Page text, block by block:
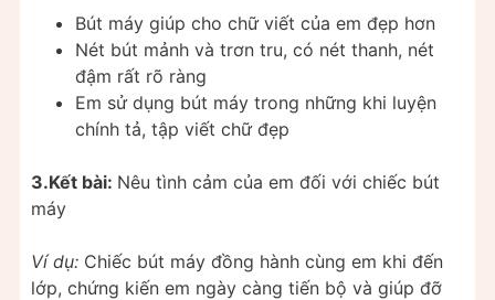
Bút máy giúp cho chữ viết của em đẹp hơn
Nét bút mảnh và trơn tru, có nét thanh, nét
đậm rất rõ ràng
Em sử dụng bút máy trong những khi luyện
chính tả, tập viết chữ đẹp
3.Kết bài: Nêu tình cảm của em đối với chiếc bút
máy
Ví dụ: Chiếc bút máy đồng hành cùng em khi đến
lớp, chứng kiến em ngày càng tiến bộ và giúp đỡ